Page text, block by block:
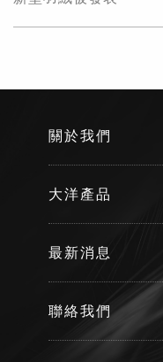
關於我們
大洋產品
最新消息
聯絡我們